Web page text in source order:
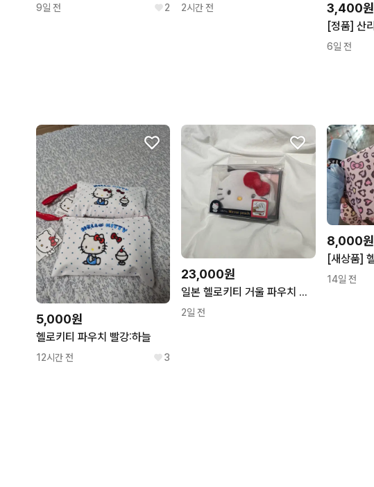
9일 전 2 2시간 전 3,400원
6일 전
5,000원
헬로키티 파우치 빨강:하늘
12시간 전 3
23,000원
일본 헬로키티 거울 파우치 새상품
2일 전
8,000원
14일 전